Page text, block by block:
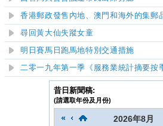
香港郵政發售內地、澳門和海外的集郵
尋回黃大仙失蹤女童
明日賽馬日跑馬地特別交通措施
二零一九年第一季《服務業統計摘要按
昔日新聞稿:
(請選取年份及月份)
2026年8月